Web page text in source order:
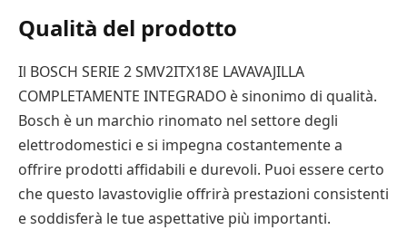
Qualità del prodotto
Il BOSCH SERIE 2 SMV2ITX18E LAVAVAJILLA
COMPLETAMENTE INTEGRADO è sinonimo di qualità.
Bosch è un marchio rinomato nel settore degli
elettrodomestici e si impegna costantemente a
offrire prodotti affidabili e durevoli. Puoi essere certo
che questo lavastoviglie offrirà prestazioni consistenti
e soddisferà le tue aspettative più importanti.